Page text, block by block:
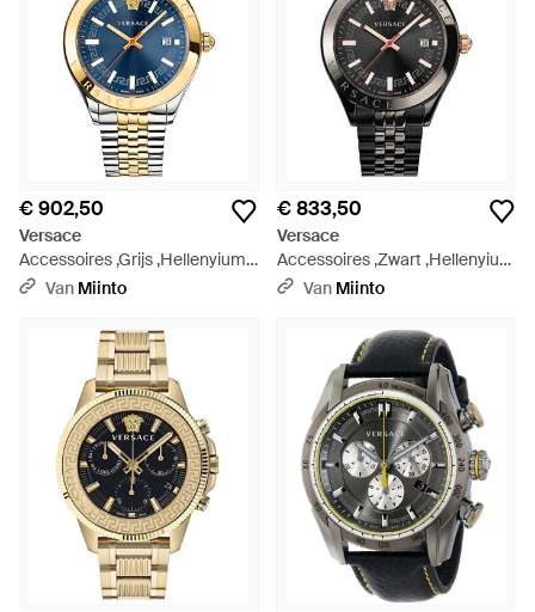
€ 902,50
Versace
Accessoires ,Grijs ,Hellenyium
Horloge - Metallic
Van Miinto
€ 833,50
Versace
Accessoires ,Zwart ,Hellenyium
Horloge - Zwart
Van Miinto